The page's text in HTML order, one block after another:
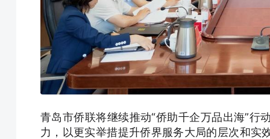
青岛市侨联将继续推动“侨助千企万品出海”行
力，以更实举措提升侨界服务大局的层次和实